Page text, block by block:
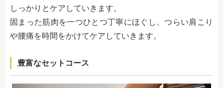
しっかりとケアしていきます。
固まった筋肉を一つひとつ丁寧にほぐし、つらい肩こり
や腰痛を時間をかけてケアしていきます。
豊富なセットコース